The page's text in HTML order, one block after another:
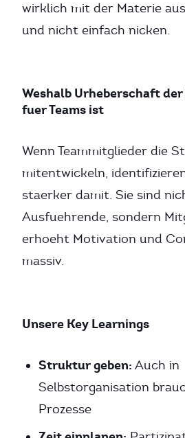
wirklich mit der Materie
und nicht einfach nicken.
Weshalb Urheberschaft
fuer Teams ist
Wenn Teammitglieder die
mitentwickeln,
staerker damit. Sie sind
Ausfuehrende, sondern
erhoeht Motivation und
massiv.
Unsere Key Learnings
Struktur geben: Auch in
Selbstorganisation
Prozesse